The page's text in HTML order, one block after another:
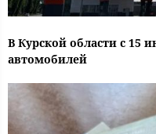
В Курской области с 15
автомобилей